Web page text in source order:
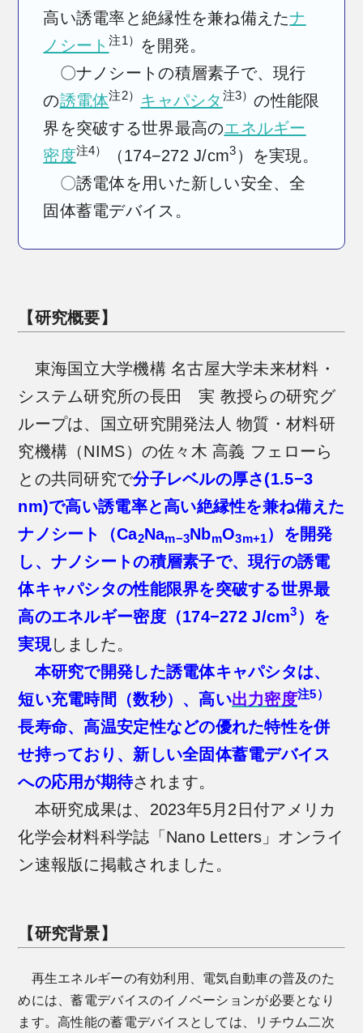
高い誘電率と絶縁性を兼ね備えたナ
ノシート 注1）
を開発。
〇ナノシートの積層素子で、現行
の誘電体注2） キャパシタ 注3） の性能限
界を突破する世界最高のエネルギー
密度注4） （174−272 J/cm3 ）を実現。
〇誘電体を用いた新しい安全、全
固体蓄電デバイス。
【研究概要】
東海国立大学機構 名古屋大学未来材料・
システム研究所の長田 実 教授らの研究グ
ループは、国立研究開発法人 物質・材料研
究機構（NIMS）の佐々木 高義 フェローら
との共同研究で分子レベルの厚さ(1.5−3
nm)で高い誘電率と高い絶縁性を兼ね備えた
ナノシート（Ca2Nam−3NbmO3m+1）を開発
し、ナノシートの積層素子で、現行の誘電
体キャパシタの性能限界を突破する世界最
高のエネルギー密度（174−272 J/cm3 ）を
実現しました。
本研究で開発した誘電体キャパシタは、
短い充電時間（数秒）、高い出力密度注5）
長寿命、高温安定性などの優れた特性を併
せ持っており、新しい全固体蓄電デバイス
への応用が期待されます。
本研究成果は、2023年5月2日付アメリカ
化学会材料科学誌「Nano Letters」オンライ
ン速報版に掲載されました。
【研究背景】
再生エネルギーの有効利用、電気自動車の普及のた
めには、蓄電デバイスのイノベーションが必要となり
ます。高性能の蓄電デバイスとしては、リチウム二次